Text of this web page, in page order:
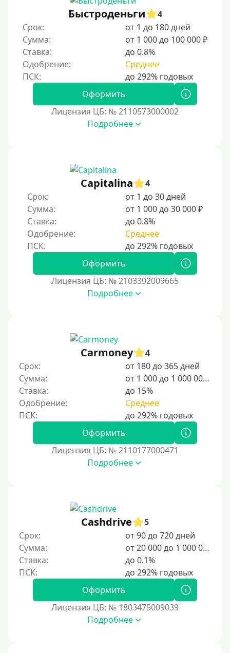
Быстроденьги
4
Срок:
от 1 до 180 дней
Сумма:
от 1 000 до 100 000 ₽
Ставка:
до 0.8%
Одобрение:
Среднее
Оформить
Лицензия ЦБ: № 2110573000002
Подробнее
Capitalina
4
Срок:
от 1 до 30 дней
Сумма:
от 1 000 до 30 000 ₽
Ставка:
до 0.8%
Одобрение:
Среднее
Оформить
Лицензия ЦБ: № 2103392009665
Подробнее
Carmoney
4
Срок:
от 180 до 365 дней
Сумма:
от 1 000 до 1 000 000 ₽
Ставка:
до 15%
Одобрение:
Среднее
Оформить
Лицензия ЦБ: № 2110177000471
Подробнее
Cashdrive
5
Срок:
от 90 до 720 дней
Сумма:
от 20 000 до 1 000 000 ₽
Ставка:
до 0.1%
Оформить
Лицензия ЦБ: № 1803475009039
Подробнее